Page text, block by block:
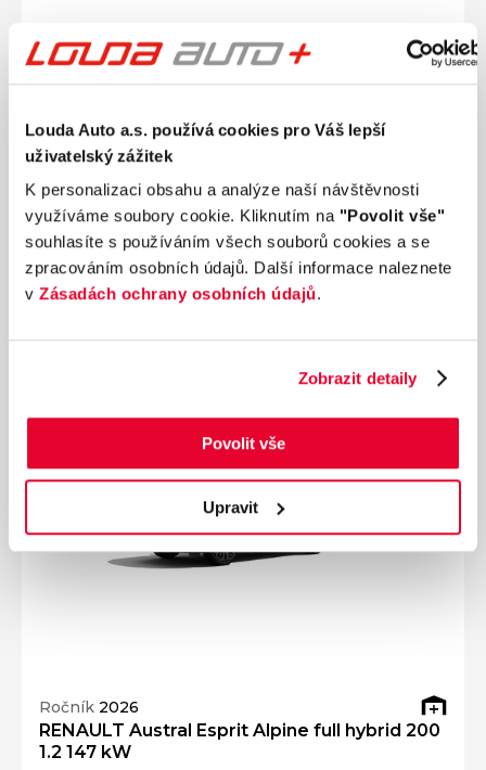
Louda Auto a.s. používá cookies pro Váš lepší
uživatelský zážitek
K personalizaci obsahu a analýze naší návštěvnosti
využíváme soubory cookie. Kliknutím na "Povolit vše"
souhlasíte s používáním všech souborů cookies a se
zpracováním osobních údajů. Další informace naleznete
v Zásadách ochrany osobních údajů.
Zobrazit detaily
Povolit vše
Upravit
Ročník2026
1.2 147 kW
Nájezd
0 km
147 kW
Palivo
Benzín
Převodovka
Automatická
829 100 Kčs DPH
Přidat k porovnání
Ročník 2026
RENAULT Austral Esprit Alpine full hybrid 200
1.2 147 kW